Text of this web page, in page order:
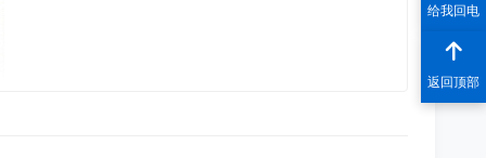
给我回电
返回顶部